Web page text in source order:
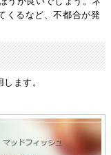
くるなど、不都合が発
ます。